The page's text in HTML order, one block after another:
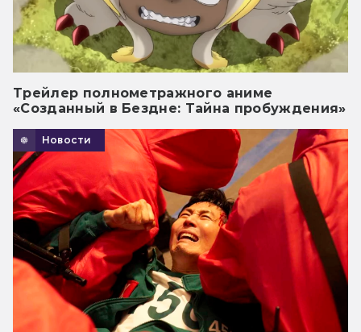
Трейлер полнометражного аниме
«Созданный в Бездне: Тайна пробуждения»
Новости